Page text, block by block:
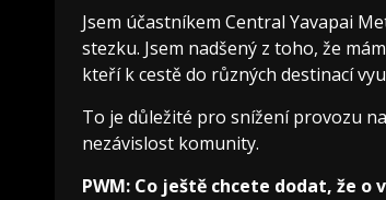
Jsem účastníkem Central Yavapai
stezku. Jsem nadšený z toho, že
kteří k cestě do různých destinací
To je důležité pro snížení provozu
nezávislost komunity.
PWM: Co ještě chcete dodat, že